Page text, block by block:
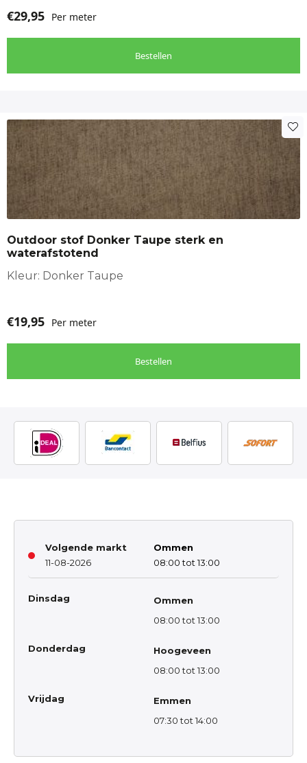
€29,95 Per meter
Bestellen
Outdoor stof Donker Taupe sterk en
waterafstotend
Kleur: Donker Taupe
€19,95 Per meter
Bestellen
Volgende markt
11-08-2026
Ommen
08:00 tot 13:00
Dinsdag
Ommen
08:00 tot 13:00
Donderdag
Hoogeveen
08:00 tot 13:00
Vrijdag
Emmen
07:30 tot 14:00